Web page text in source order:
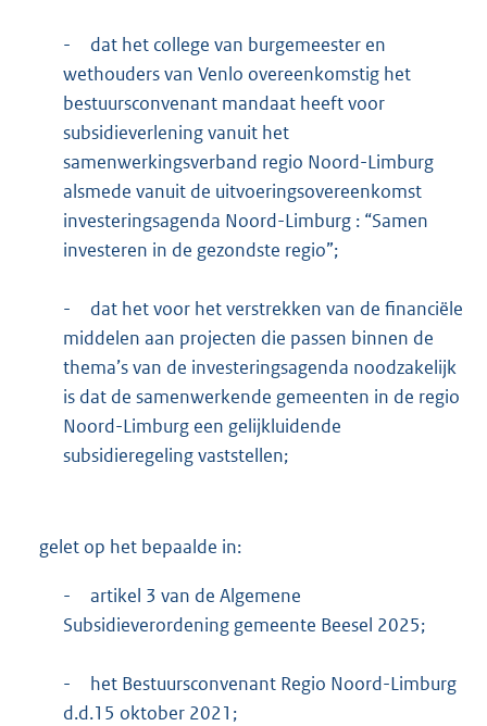
-
dat het college van burgemeester en
wethouders van Venlo overeenkomstig het
bestuursconvenant mandaat heeft voor
subsidieverlening vanuit het
samenwerkingsverband regio Noord-Limburg
alsmede vanuit de uitvoeringsovereenkomst
investeringsagenda Noord-Limburg : “Samen
investeren in de gezondste regio”;
-
dat het voor het verstrekken van de financiële
middelen aan projecten die passen binnen de
thema’s van de investeringsagenda noodzakelijk
is dat de samenwerkende gemeenten in de regio
Noord-Limburg een gelijkluidende
subsidieregeling vaststellen;
gelet op het bepaalde in:
-
artikel 3 van de Algemene
Subsidieverordening gemeente Beesel 2025;
-
het Bestuursconvenant Regio Noord-Limburg
d.d.15 oktober 2021;